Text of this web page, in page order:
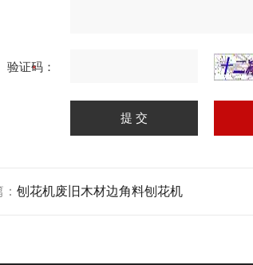
验证码：
刨花机废旧木材边角料刨花机